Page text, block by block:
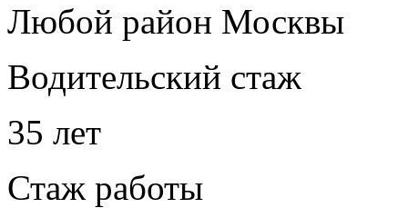
Любой район Москвы
Водительский стаж
35 лет
Стаж работы